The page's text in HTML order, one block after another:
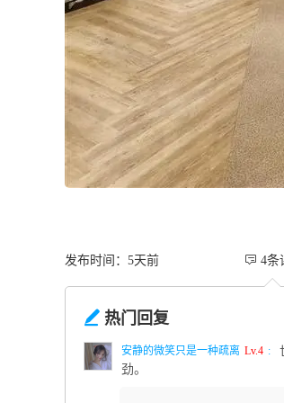
发布时间：5天前  4条
 热门回复
安静的微笑只是一种疏离 Lv.4 :
劲。